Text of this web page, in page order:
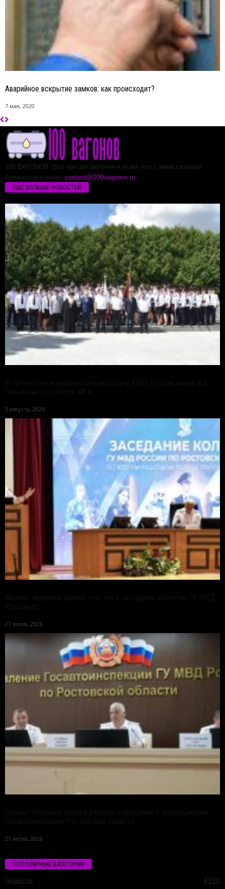
Аварийное вскрытие замков: как происходит?
7 мая, 2020
100 ВАГОНОВ. Все про автомобили и всем, что с ними связано!
Свяжитесь с нами: contact@100vagonov.ru
ЕЩЁ БОЛЬШЕ НОВОСТЕЙ
3 августа, 2026
21 июля, 2026
21 июля, 2026
ПОПУЛЯРНЫЕ КАТЕГОРИИ
Новости 6520